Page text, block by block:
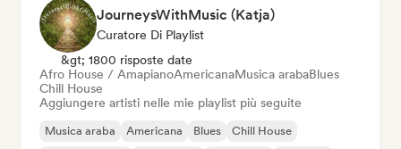
JourneysWithMusic (Katja)
Curatore Di Playlist
&gt; 1800 risposte date
Afro House / AmapianoAmericanaMusica arabaBlues
Chill House
Aggiungere artisti nelle mie playlist più seguite
Musica araba Americana Blues
Chill House